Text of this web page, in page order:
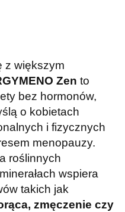
z większym
Zen to
bez hormonów,
o kobietach
i fizycznych
menopauzy.
roślinnych
wspiera
takich jak
zmęczenie czy